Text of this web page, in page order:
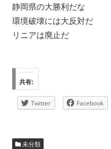
静岡県の大勝利だな
環境破壊には大反対だ
リニアは廃止だ
共有:
Twitter Facebook
未分類